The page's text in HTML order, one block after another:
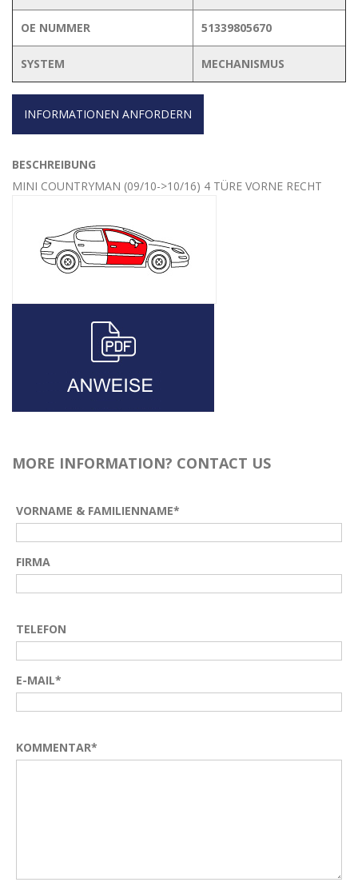
OE NUMMER 51339805670
SYSTEM MECHANISMUS
INFORMATIONEN ANFORDERN
BESCHREIBUNG
MINI COUNTRYMAN (09/10->10/16) 4 TÜRE VORNE RECHT
MORE INFORMATION? CONTACT US
VORNAME & FAMILIENNAME*
FIRMA
TELEFON
E-MAIL*
KOMMENTAR*